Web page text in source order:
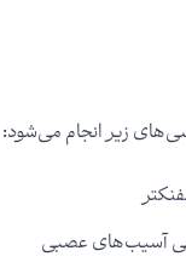
زیر انجام می‌شود:
آسیب‌های عصبی